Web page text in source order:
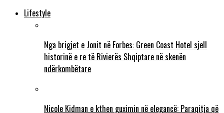
Lifestyle
Nga brigjet e Jonit në Forbes: Green Coast Hotel sjell
historinë e re të Rivierës Shqiptare në skenën
ndërkombëtare
Nicole Kidman e kthen guximin në elegancë: Paraqitja që